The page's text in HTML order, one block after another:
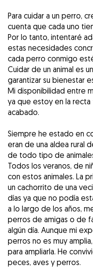
Para cuidar a un perro,
cuenta que cada uno
Por lo tanto, intentaré
estas necesidades
cada perro conmigo
Cuidar de un animal es
garantizar su bienestar
Mi disponibilidad entre
ya que estoy en la recta
acabado.
Siempre he estado en
eran de una aldea rural
de todo tipo de
Todos los veranos, de
con estos animales. La
un cachorrito de una
días ya que no podía
a lo largo de los años,
perros de amigas o de
algún día. Aunque mi
perros no es muy
para ampliarla. He
peces, aves y perros.